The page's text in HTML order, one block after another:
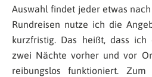
Auswahl findet jeder etwas
Rundreisen nutze ich die
kurzfristig. Das heißt, dass
zwei Nächte vorher und vor
reibungslos funktioniert.